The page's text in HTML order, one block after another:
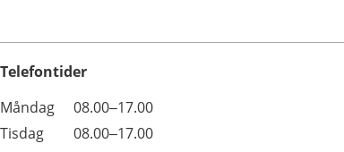
Telefontider
Dag
Öppettider
Kommentarer
Måndag
08.00–17.00
Tisdag
08.00–17.00